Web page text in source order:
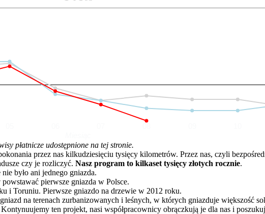
płatnicze udostępnione na tej stronie.
przez nas kilkudziesięciu tysięcy kilometrów. Przez nas, czyli
czy je rozliczyć. Nasz program to kilkaset tysięcy złotych rocznie.
było ani jednego gniazda.
pierwsze gniazda w Polsce.
i Toruniu. Pierwsze gniazdo na drzewie w 2012 roku.
na terenach zurbanizowanych i leśnych, w których gniazduje większość
ten projekt, nasi współpracownicy obrączkują je dla nas i